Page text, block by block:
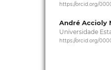
https://orcid.org/
André Accioly
Universidade
https://orcid.org/